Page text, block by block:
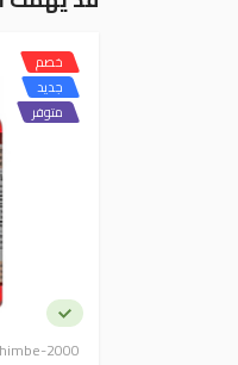
2000
خصم
جديد
متوفر